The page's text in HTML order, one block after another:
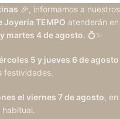
🎉, informamos a nuestros
TEMPO atenderán en
martes 4 de agosto. 💍✨
5 y jueves 6 de agosto
festividades.
el viernes 7 de agosto, en
habitual.